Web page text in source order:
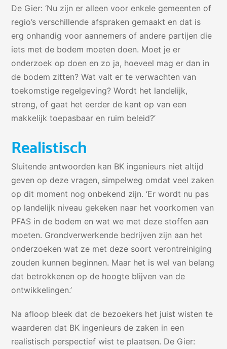
De Gier: ‘Nu zijn er alleen voor enkele gemeenten of
regio’s verschillende afspraken gemaakt en dat is
erg onhandig voor aannemers of andere partijen die
iets met de bodem moeten doen. Moet je er
onderzoek op doen en zo ja, hoeveel mag er dan in
de bodem zitten? Wat valt er te verwachten van
toekomstige regelgeving? Wordt het landelijk,
streng, of gaat het eerder de kant op van een
makkelijk toepasbaar en ruim beleid?’
Realistisch
Sluitende antwoorden kan BK ingenieurs niet altijd
geven op deze vragen, simpelweg omdat veel zaken
op dit moment nog onbekend zijn. ‘Er wordt nu pas
op landelijk niveau gekeken naar het voorkomen van
PFAS in de bodem en wat we met deze stoffen aan
moeten. Grondverwerkende bedrijven zijn aan het
onderzoeken wat ze met deze soort verontreiniging
zouden kunnen beginnen. Maar het is wel van belang
dat betrokkenen op de hoogte blijven van de
ontwikkelingen.’
Na afloop bleek dat de bezoekers het juist wisten te
waarderen dat BK ingenieurs de zaken in een
realistisch perspectief wist te plaatsen. De Gier: